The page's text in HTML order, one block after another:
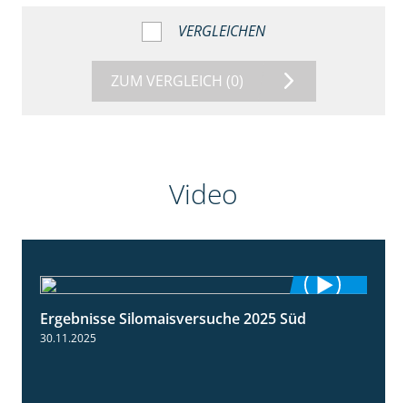
VERGLEICHEN
ZUM VERGLEICH (0)
Video
Ergebnisse Silomaisversuche 2025 Süd
30.11.2025